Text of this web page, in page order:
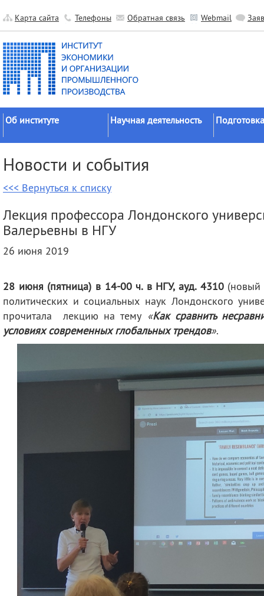
Карта сайта Телефоны Обратная связь Webmail
Об институте
Официальные документы
История
Научные подразделения
Прочие подразделения
Издательская
Контакты
Научная деятельность
исследований
Гранты
Научные школы
Публикации
советы
Новости и события
<<< Вернуться к списку
Лекция профессора Лондонского
Валерьевны в НГУ
26 июня 2019
28 июня (пятница) в 14-00 ч. в НГУ, ауд. 4310 (новый
политических и социальных наук Лондонского
прочитала
лекцию на тему «Как сравнить
условиях современных глобальных трендов».